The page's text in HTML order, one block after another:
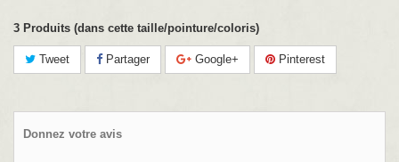
3 Produits (dans cette taille/pointure/coloris)
Tweet Partager Google+ Pinterest
Donnez votre avis